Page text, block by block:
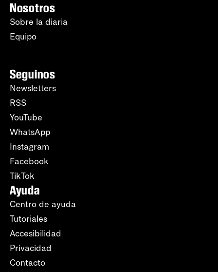
Nosotros
Sobre la diaria
Equipo
Seguinos
Newsletters
RSS
YouTube
WhatsApp
Instagram
Facebook
TikTok
Ayuda
Centro de ayuda
Tutoriales
Accesibilidad
Privacidad
Contacto